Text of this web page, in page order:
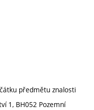
předmětu znalosti
1, BH052 Pozemní